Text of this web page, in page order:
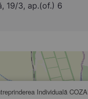
19/3, ap.(of.) 6
Individuală